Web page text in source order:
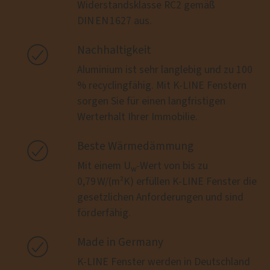
Widerstandsklasse RC2 gemäß
DIN EN 1627 aus.
 Nachhaltigkeit
Aluminium ist sehr langlebig und zu 100
% recyclingfähig. Mit K-LINE Fenstern
sorgen Sie für einen langfristigen
Werterhalt Ihrer Immobilie.
 Beste Wärmedämmung
Mit einem U w-Wert von bis zu
0,79 W/(m²K) erfüllen K-LINE Fenster die
gesetzlichen Anforderungen und sind
förderfähig.
 Made in Germany
K-LINE Fenster werden in Deutschland